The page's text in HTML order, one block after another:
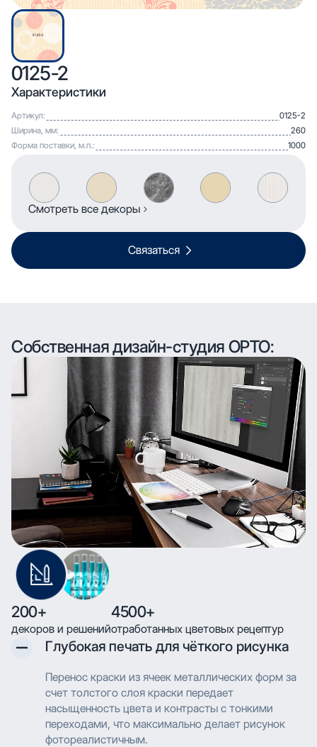
0125-2
Характеристики
Артикул:
0125-2
Ширина, мм:
260
Форма поставки, м.п.:
1000
Смотреть все декоры
Связаться
Собственная дизайн-студия ОРТО:
200+
декоров и решений
4500+
отработанных цветовых рецептур
Глубокая печать для чёткого рисунка
Перенос краски из ячеек металлических форм за
счет толстого слоя краски передает
насыщенность цвета и контрасты с тонкими
переходами, что максимально делает рисунок
фотореалистичным.